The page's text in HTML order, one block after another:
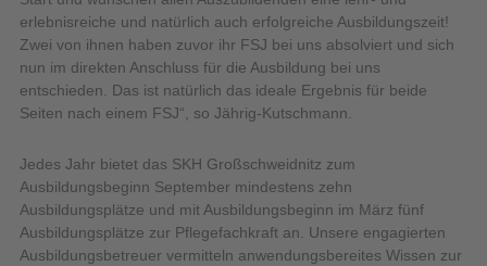
erlebnisreiche und natürlich auch erfolgreiche Ausbildungszeit!
Zwei von ihnen haben zuvor ihr FSJ bei uns absolviert und sich
nun im direkten Anschluss für die Ausbildung bei uns
entschieden. Das ist natürlich das ideale Ergebnis für beide
Seiten nach einem FSJ“, so Jährig-Kutschmann.
Jedes Jahr bietet das SKH Großschweidnitz zum
Ausbildungsbeginn September mindestens zehn
Ausbildungsplätze und mit Ausbildungsbeginn im März fünf
Ausbildungsplätze zur Pflegefachkraft an. Unsere engagierten
Ausbildungsbetreuer vermitteln anwendungsbereites Wissen zur